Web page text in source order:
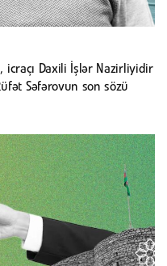
icraçı Daxili İşlər Nazirliyidir
Səfərovun son sözü